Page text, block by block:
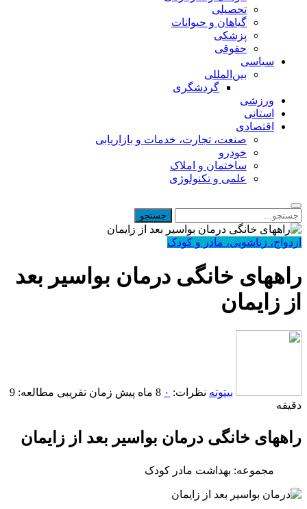
تحصیلی
گیاهان و حیوانات
پزشکی
حقوقی
سیاسی
بین‌المللی
گردشگری
ورزشی
استانی
اقتصادی
صنعت، تجارت، خدمات و بازاریابی
خودرو
ساختمان و املاک
علمی و تکنولوژی
ازدواج، زناشویی، مادر و کودک
راههای خانگی درمان بواسیر بعد
از زایمان
بیتوته نظرات: ۰ 8 ماه پیش
زمان تقریبی مطالعه: 9
دقیقه
راههای خانگی درمان بواسیر بعد از زایمان
مجموعه: بهداشت مادر کودک